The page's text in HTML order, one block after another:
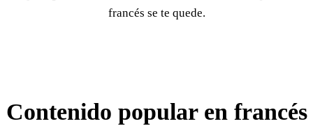
francés se te quede.
Contenido popular en francés